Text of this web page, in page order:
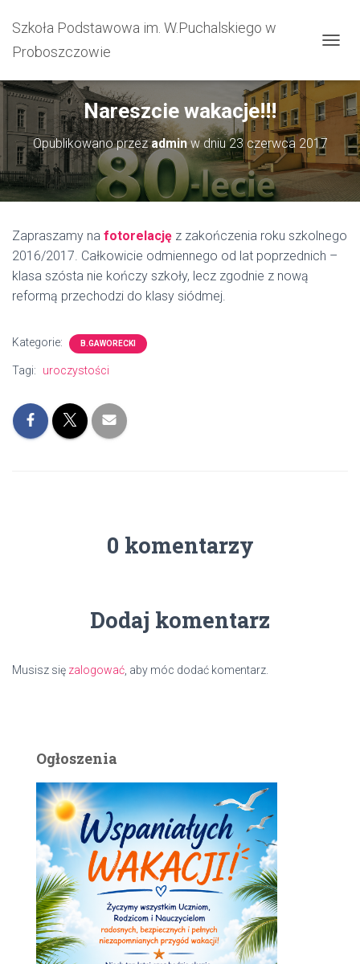
Szkoła Podstawowa im. W.Puchalskiego w
Proboszczowie
Nareszcie wakacje!!!
Opublikowano przezadminw dniu23 czerwca 2017
Zapraszamy na fotorelację z zakończenia roku szkolnego
2016/2017. Całkowicie odmiennego od lat poprzednich –
klasa szósta nie kończy szkoły, lecz zgodnie z nową
reformą przechodzi do klasy siódmej.
Kategorie: B.GAWORECKI
Tagi: uroczystości
0 komentarzy
Dodaj komentarz
Musisz się zalogować , aby móc dodać komentarz.
Ogłoszenia